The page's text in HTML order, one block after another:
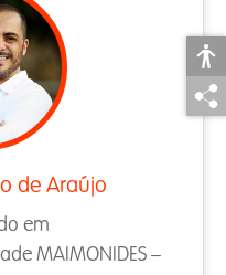
de Araújo
em
MAIMONIDES –